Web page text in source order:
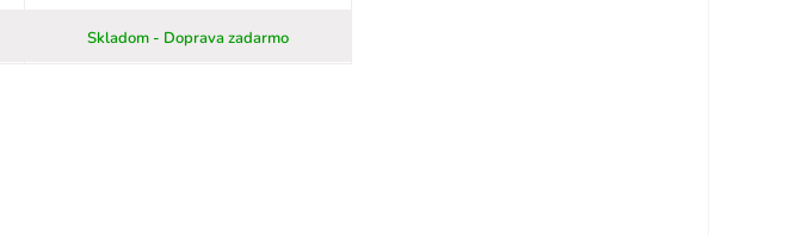
Skladom - Doprava zadarmo